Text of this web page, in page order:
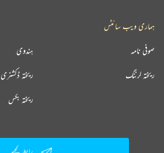
ہماری ویب سائٹس
ہندوی صوفی نامہ
ریختہ ڈکشنری ریختہ لرننگ
ریختہ بکس
رابطہ کیجیے